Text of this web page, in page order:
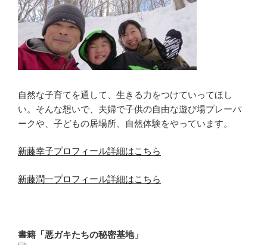
自然な子育てを通して、生きる力をつけていってほし
い。そんな想いで、夫婦で子供の自由な遊び場プレーパ
ークや、子どもの居場所、自然体験をやっています。
新藤幸子プロフィール詳細はこちら
新藤潤一プロフィール詳細はこちら
書籍「悪ガキたちの秘密基地」